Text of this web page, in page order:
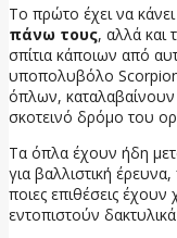
Το πρώτο έχει να
πάνω τους, αλλά και
σπίτια κάποιων από
υποπολυβόλο
όπλων, καταλαβαίνουν
σκοτεινό δρόμο του
Τα όπλα έχουν ήδη
για βαλλιστική
ποιες επιθέσεις
εντοπιστούν